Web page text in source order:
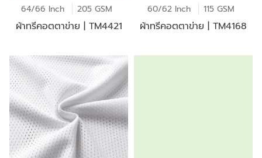
64/66 Inch 205 GSM
ผ้าทรีคอตตาข่าย | TM4421
60/62 Inch 115 GSM
ผ้าทรีคอตตาข่าย | TM4168